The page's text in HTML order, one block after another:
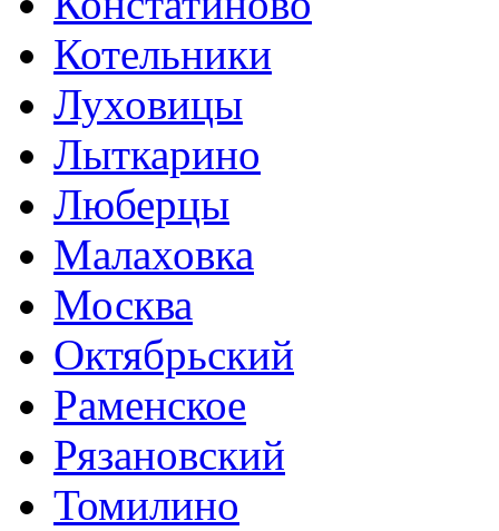
Котельники
Луховицы
Лыткарино
Люберцы
Малаховка
Москва
Октябрьский
Раменское
Рязановский
Томилино